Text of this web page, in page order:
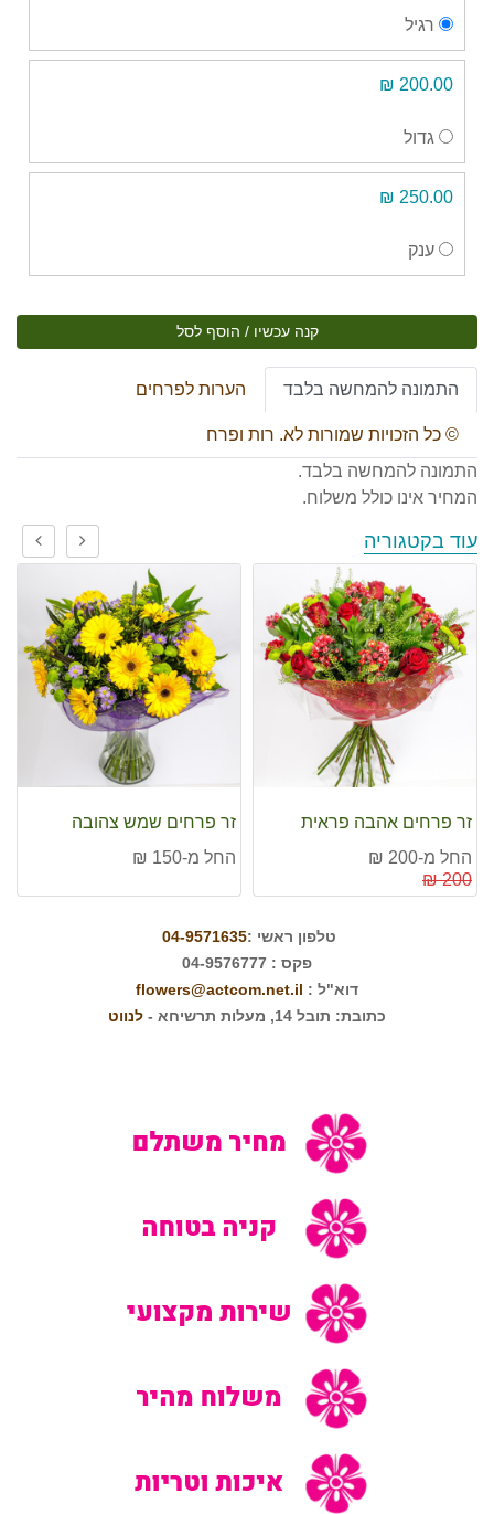
רגיל
200.00 ₪
גדול
250.00 ₪
ענק
קנה עכשיו / הוסף לסל
התמונה להמחשה בלבד הערות לפרחים
© כל הזכויות שמורות לא. רות ופרח
התמונה להמחשה בלבד.
המחיר אינו כולל משלוח.
עוד בקטגוריה
זר פרחים אהבה פראית
החל מ-200 ₪
200 ₪
זר פרחים שמש צהובה
החל מ-150 ₪
טלפון ראשי :04-9571635
פקס : 04-9576777
דוא"ל : flowers@actcom.net.il
כתובת: תובל 14, מעלות תרשיחא -
לנווט